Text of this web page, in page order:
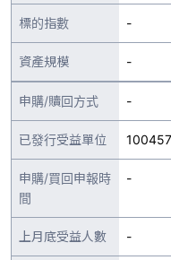
標的指數 -
資產規模 -
申購/贖回方式 -
已發行受益單位 100457
申購/買回申報時
間
-
上月底受益人數 -